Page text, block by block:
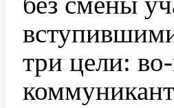
три цели: